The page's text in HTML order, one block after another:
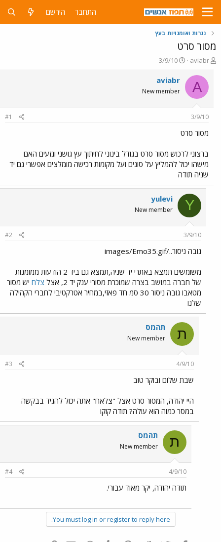
התחבר הירשם
נגרות ואומנויות בעץ
מסור סרט
פ
ו
ת
ח
ה
ו
ש
א
aviabr
פ
ו
ר
ם
3/9/10
A
aviabr
New member
3/9/10
#1
מסור סרט
ברצוני לרכוש מסור סרט בגודל בינוני לחיתוך עץ גושני וגזעים האם
מישהו יכול להמליץ על סוגים ועל מקומות רכישה מומלצים אפשרי גם יד
שניה תודה
Y
yulevi
New member
3/9/10
#2
גובה ניסור../images/Emo35.gif
משומשים תמצא באתרי יד שניה,תמצא גם ביד 2 הודעות ממומנות
של חברה במושב בצרה שמוכרת מסורי ענק יד 2, אצל
צלח יש מסור
מטאבו גובה ניסור 30 סמ חד פאזי,במחיר אטרקטיבי לחברי הקהילה
שלנו
ת תהמס
New member
4/9/10
#3
שבת שלום ובוקר טוב
היי יהודה, המסור סרט אצל "צלאח" אתה יכול להגיד בבקשה
במסר כמוה הוא עולה? תודה קוקו
ת תהמס
New member
4/9/10
#4
תודה יהודה, יקר מאוד עבורי.
You must log in or register to reply here.